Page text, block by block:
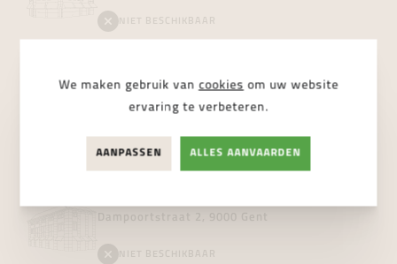
NIET BESCHIKBAAR
Vanhoutteghem Boutique
Voldersstraat 6, 9000 Gent
BESCHIKBAAR
Dampoortstraat 2, 9000 Gent
We maken gebruik van cookies om uw website
ervaring te verbeteren.
AANPASSEN ALLES AANVAARDEN